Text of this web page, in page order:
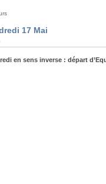
17 Mai
en sens inverse : départ